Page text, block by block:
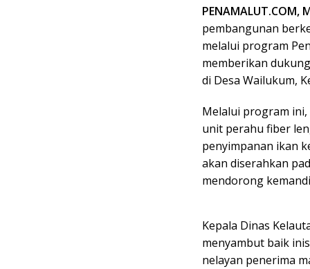
PENAMALUT.COM,
pembangunan
melalui program
memberikan
di Desa Wailukum,
Melalui program
unit perahu fiber
penyimpanan ikan
akan diserahkan
mendorong
Kepala Dinas
menyambut baik
nelayan penerima